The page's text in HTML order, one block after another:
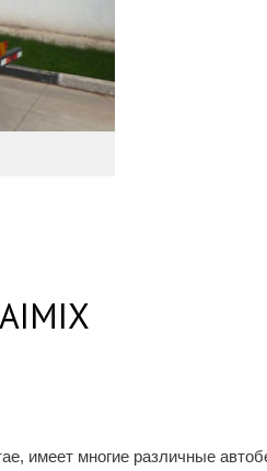
имеет многие различные